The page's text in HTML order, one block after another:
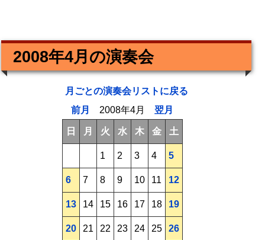
2008年4月の演奏会
月ごとの演奏会リストに戻る
前月
2008年4月翌月
日 月 火 水 木 金 土
1 2 3 4 5
6 7 8 9 10 11 12
13 14 15 16 17 18 19
20 21 22 23 24 25 26